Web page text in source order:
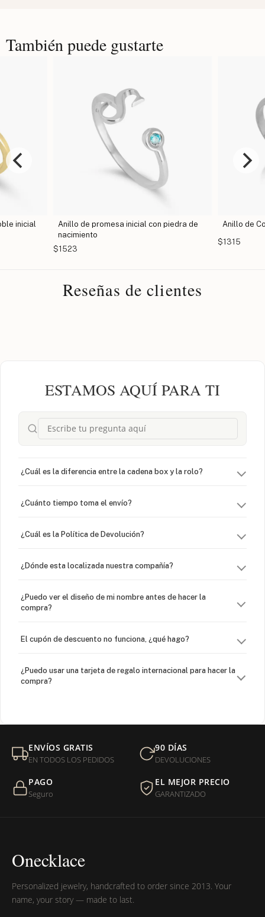
También puede gustarte
inicial
Anillo de promesa inicial con piedra de
nacimiento
$1523
Anillo de
$1315
Reseñas de clientes
ESTAMOS AQUÍ PARA TI
¿Cuál es la diferencia entre la cadena box y la rolo?
¿Cuánto tiempo toma el envío?
¿Cuál es la Política de Devolución?
¿Dónde esta localizada nuestra compañía?
¿Puedo ver el diseño de mi nombre antes de hacer la
compra?
El cupón de descuento no funciona, ¿qué hago?
¿Puedo usar una tarjeta de regalo internacional para hacer la
compra?
Mi orden fue devuelta por USPS, ¿qué hago para que sea
entregada?
¿Sus productos son libres de níquel?
ENVÍOS GRATIS
EN TODOS LOS PEDIDOS
90 DÍAS
DEVOLUCIONES
PAGO
Seguro
EL MEJOR PRECIO
GARANTIZADO
Onecklace
Personalized jewelry, handcrafted to order since 2013. Your
name, your story — made to last.